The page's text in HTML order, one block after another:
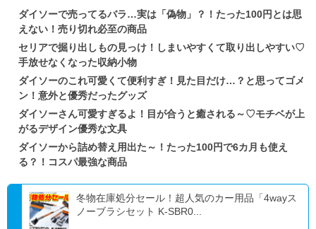
ダイソーで売ってるバラ…実は「偽物」？！たった100円とは思
えない！売り切れ必至の商品
セリアで掘り出しもの見っけ！しまいやすくて取り出しやすい♡
手放せなくなった収納小物
ダイソーのこれ可愛くて便利すぎ！見た目だけ…？と思ってゴメ
ン！意外と優秀だったグッズ
ダイソーさん可愛すぎるよ！目が合うと癒される～♡モチベが上
がるデザイン優秀な文具
ダイソーから詰め替え用出た～！たった100円で6カ月も使え
る？！コスパ最強な商品
冬物在庫処分セール！超人気のカー用品「4wayス
ノーブラシセット K-SBR0...